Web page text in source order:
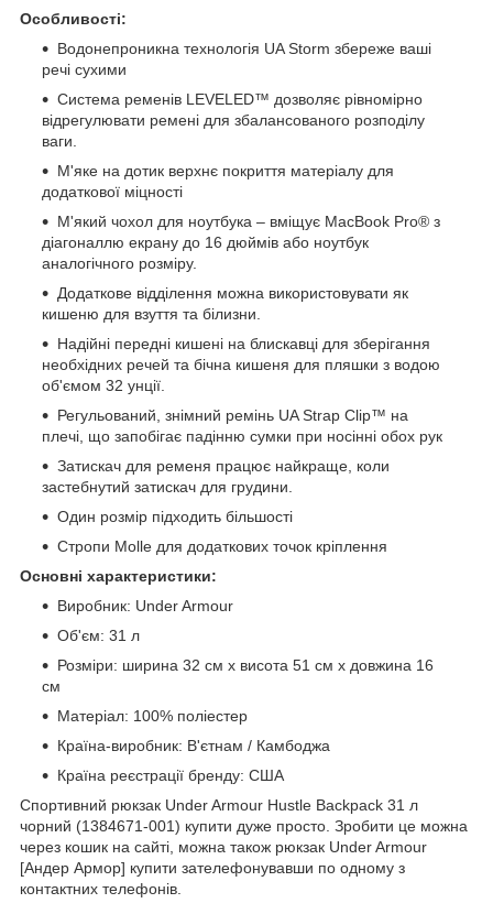
Особливості:
Водонепроникна технологія UA Storm збереже ваші
речі сухими
Система ременів LEVELED™ дозволяє рівномірно
відрегулювати ремені для збалансованого розподілу
ваги.
М'яке на дотик верхнє покриття матеріалу для
додаткової міцності
М'який чохол для ноутбука – вміщує MacBook Pro® з
діагоналлю екрану до 16 дюймів або ноутбук
аналогічного розміру.
Додаткове відділення можна використовувати як
кишеню для взуття та білизни.
Надійні передні кишені на блискавці для зберігання
необхідних речей та бічна кишеня для пляшки з водою
об'ємом 32 унції.
Регульований, знімний ремінь UA Strap Clip™ на
плечі, що запобігає падінню сумки при носінні обох рук
Затискач для ременя працює найкраще, коли
застебнутий затискач для грудини.
Один розмір підходить більшості
Стропи Molle для додаткових точок кріплення
Основні характеристики:
Виробник: Under Armour
Об'єм: 31 л
Розміри: ширина 32 см х висота 51 см х довжина 16
см
Матеріал: 100% поліестер
Країна-виробник: В'єтнам / Камбоджа
Країна реєстрації бренду: США
Спортивний рюкзак Under Armour Hustle Backpack 31 л
чорний (1384671-001) купити дуже просто. Зробити це можна
через кошик на сайті, можна також рюкзак Under Armour
[Андер Армор] купити зателефонувавши по одному з
контактних телефонів.